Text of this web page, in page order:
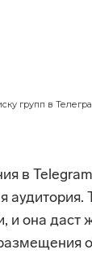
групп в
в
аудитория.
и она даст